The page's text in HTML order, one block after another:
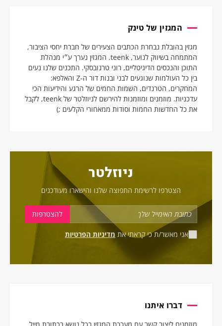
המגזין של טינק
מגזין בהובלת נבחרת הכתבים הצעירים של חברת יחסי הציבור,
המתמחה בשיווק לנוער, teenk. המגזין נערך ע״י מנהלת
התוכן והנכסים הדיגיטליים, רוני טרנובסקי. התכנים שלנו נעים
בין כל העולמות שנוגעים לבני ובנות דור ה-Z והאלפא:
המחקרים, הטרנדים, השמות החמים של הרגע והידיעות הכי
עדכניות. מוזמנים ומוזמנות להירשם לניוזלטר של teenk, לקבל
את כל החדשות החמות וסודות ממאחורי הקלעים ;)
ניוזלטר
הצטרפו לרשימת התפוצה שלנו והישארו מעודכנים
אני מאשר/ת כי קראתי את מדיניות הפרטיות
דברו איתנו